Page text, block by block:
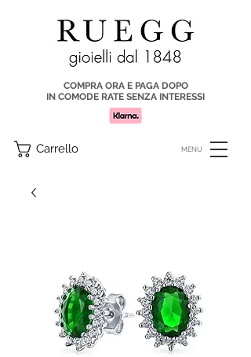
MENU
COMPRA ORA E PAGA DOPO
IN COMODE RATE SENZA INTERESSI
Carrello